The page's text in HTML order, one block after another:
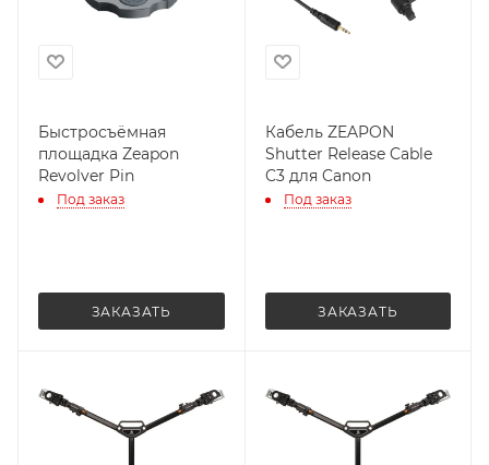
Быстросъёмная
площадка Zeapon
Revolver Pin
Под заказ
ЗАКАЗАТЬ
Кабель ZEAPON
Shutter Release Cable
C3 для Canon
Под заказ
ЗАКАЗАТЬ